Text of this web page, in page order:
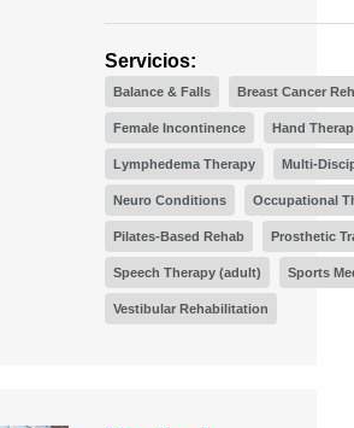
Servicios:
Balance & Falls Breast Cancer
Female Incontinence Hand
Lymphedema Therapy Multi-
Neuro Conditions Occupational
Pilates-Based Rehab Prosthetic
Speech Therapy (adult) Sports
Vestibular Rehabilitation